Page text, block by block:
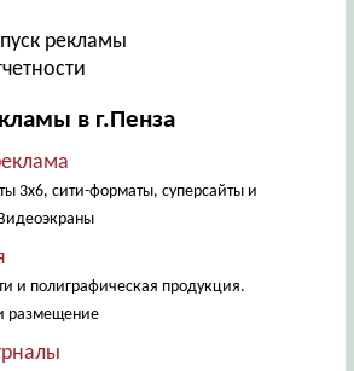
рекламы
в г.Пенза
3х6, сити-форматы, суперсайты и
и полиграфическая продукция.
размещение